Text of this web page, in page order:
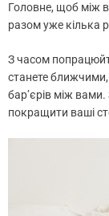
Головне, щоб між
разом уже кілька
З часом
станете
бар’єрів між
покращити ваші